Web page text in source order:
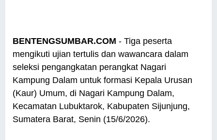
BENTENGSUMBAR.COM - Tiga peserta
mengikuti ujian tertulis dan wawancara dalam
seleksi pengangkatan perangkat Nagari
Kampung Dalam untuk formasi Kepala Urusan
(Kaur) Umum, di Nagari Kampung Dalam,
Kecamatan Lubuktarok, Kabupaten Sijunjung,
Sumatera Barat, Senin (15/6/2026).